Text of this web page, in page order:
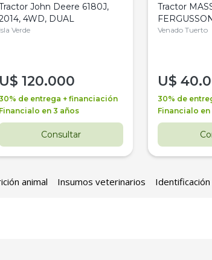
John Deere 6180J,
4WD, DUAL
Isla Verde
U$ 120.000
de entrega + financiación
Financialo en 3 años
Consultar
Tractor
4WD, PATON
Venado Tuerto
U$
30% de
Financialo en
animal Insumos veterinarios Identificación